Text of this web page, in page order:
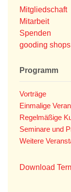
Mitgliedschaft
Mitarbeit
Spenden
gooding shops
Programm
Vorträge
Einmalige
Regelmäßige
Seminare und
Weitere
Download